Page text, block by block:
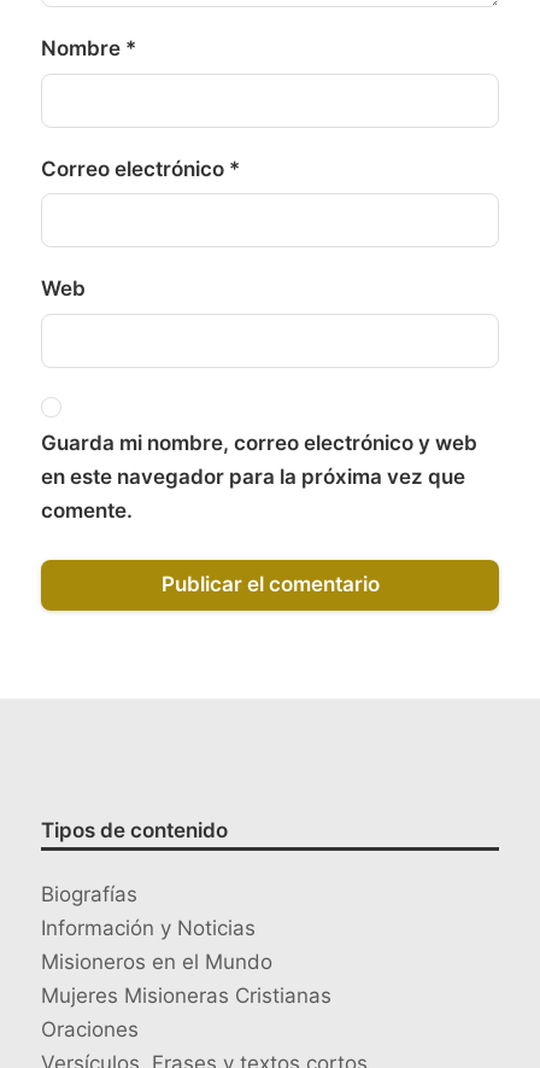
Nombre *
Correo electrónico *
Web
Guarda mi nombre, correo electrónico y web
en este navegador para la próxima vez que
comente.
Tipos de contenido
Biografías
Información y Noticias
Misioneros en el Mundo
Mujeres Misioneras Cristianas
Oraciones